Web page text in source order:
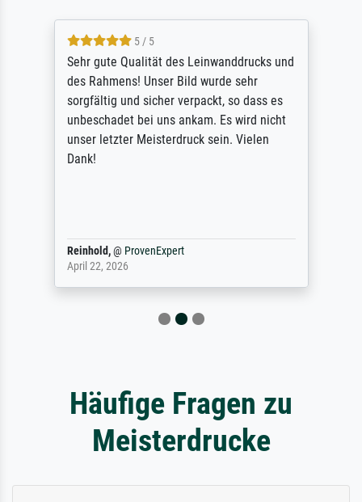
5 / 5
Sehr gute Qualität des Leinwanddrucks und
des Rahmens! Unser Bild wurde sehr
sorgfältig und sicher verpackt, so dass es
unbeschadet bei uns ankam. Es wird nicht
unser letzter Meisterdruck sein. Vielen
Dank!
Reinhold,@ ProvenExpert
April 22, 2026
Häufige Fragen zu
Meisterdrucke